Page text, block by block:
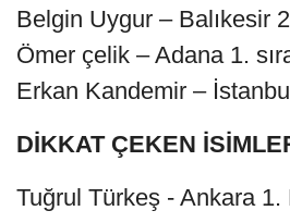
Belgin Uygur – Balıkesir
Ömer çelik – Adana 1.
Erkan Kandemir –
DİKKAT ÇEKEN
Tuğrul Türkeş - Ankara 1.